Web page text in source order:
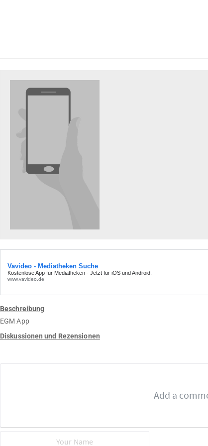
Beschreibung
EGM App
Diskussionen und Rezensionen